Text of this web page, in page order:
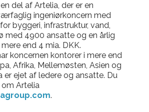
del af Artelia, der er en
ingeniørkoncern med
byggeri, infrastruktur, vand,
med 4900 ansatte og en årlig
end 4 mia. DKK.
koncernen kontorer i mere end
Afrika, Mellemøsten, Asien og
er ejet af ledere og ansatte. Du
Artelia
.